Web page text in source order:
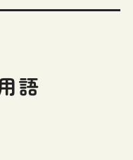
語